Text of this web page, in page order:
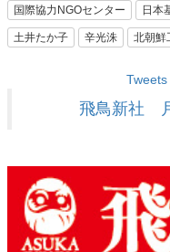
国際協力NGOセンター 日本
土井たか子 辛光洙 北朝鮮
飛鳥新社